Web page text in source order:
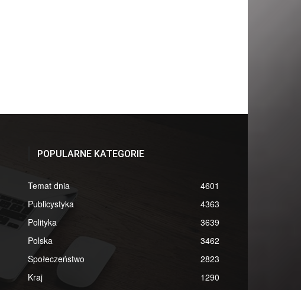
POPULARNE KATEGORIE
Temat dnia
4601
Publicystyka
4363
Polityka
3639
Polska
3462
Społeczeństwo
2823
Kraj
1290